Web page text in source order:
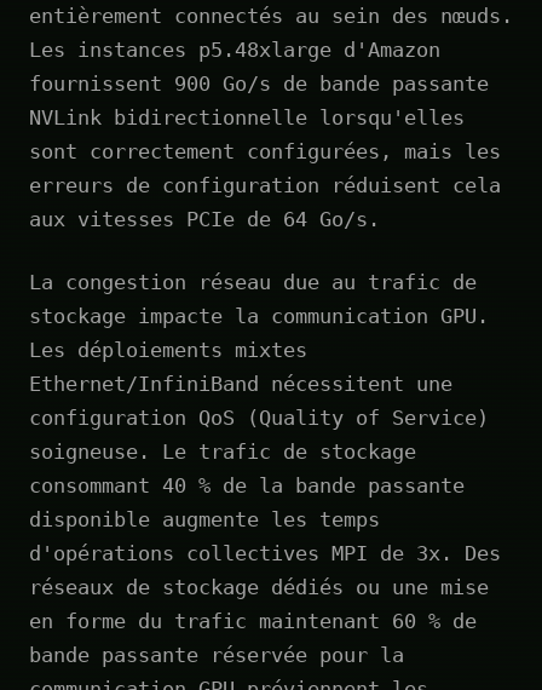
entièrement connectés au sein des nœuds.
Les instances p5.48xlarge d'Amazon
fournissent 900 Go/s de bande passante
NVLink bidirectionnelle lorsqu'elles
sont correctement configurées, mais les
erreurs de configuration réduisent cela
aux vitesses PCIe de 64 Go/s.
La congestion réseau due au trafic de
stockage impacte la communication GPU.
Les déploiements mixtes
Ethernet/InfiniBand nécessitent une
configuration QoS (Quality of Service)
soigneuse. Le trafic de stockage
consommant 40 % de la bande passante
disponible augmente les temps
d'opérations collectives MPI de 3x. Des
réseaux de stockage dédiés ou une mise
en forme du trafic maintenant 60 % de
bande passante réservée pour la